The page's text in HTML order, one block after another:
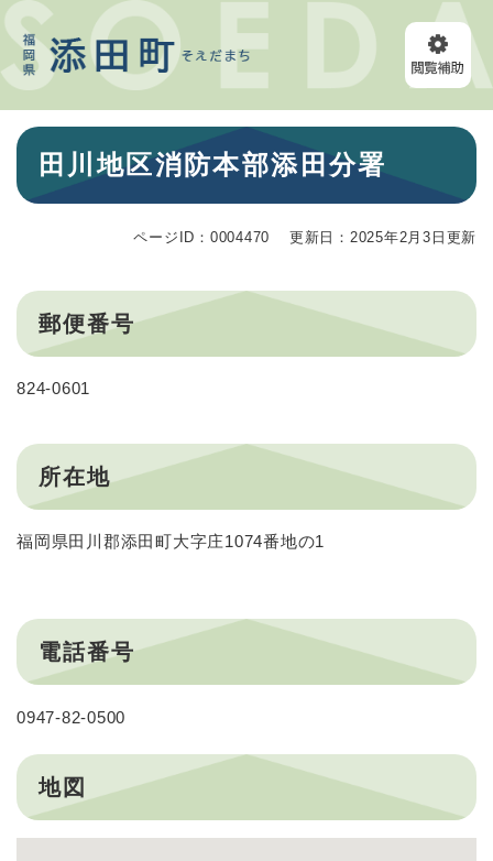
ペ
ー
の
メニューを飛ばして本文へ
本
田川地区消防本部添田分署
ページID：0004470 更新日：2025年2月3日更新
郵便番号
824-0601
所在地
福岡県田川郡添田町大字庄1074番地の1
電話番号
0947-82-0500
地図